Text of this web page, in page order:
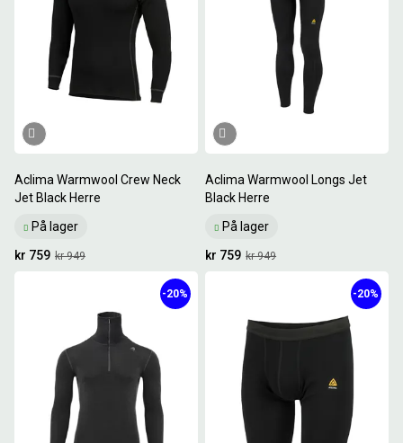
Aclima Warmwool Crew Neck
Jet Black Herre
På lager
kr 949
kr 759
Aclima Warmwool Longs Jet
Black Herre
På lager
kr 949
kr 759
-20% -20%